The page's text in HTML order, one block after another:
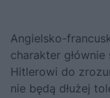
Angielsko-
charakter
Hitlerowi do
nie będą dłużej